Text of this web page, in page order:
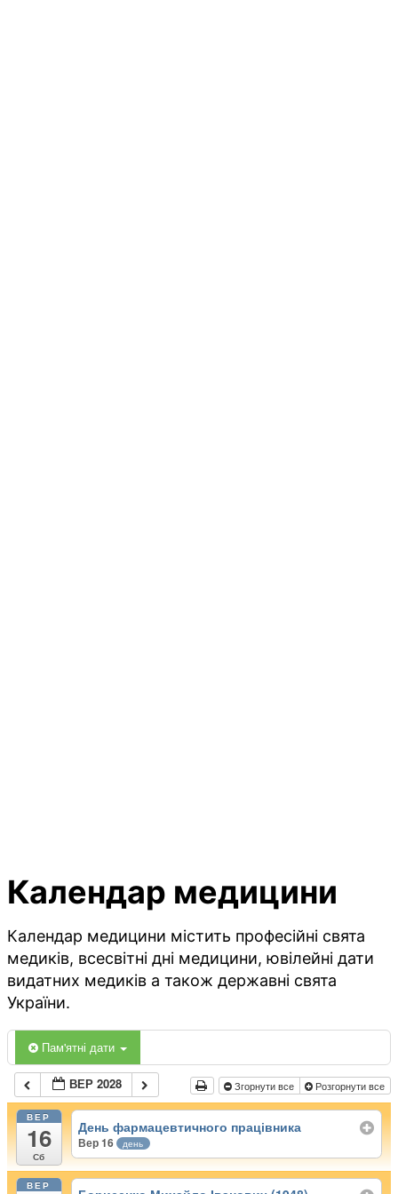
Календар медицини
Календар медицини містить професійні свята
медиків, всесвітні дні медицини, ювілейні дати
видатних медиків а також державні свята
України.
Пам'ятні дати
ВЕР 2028 Згорнути все Розгорнути все
ВЕР
16
Сб
День фармацевтичного працівника
Вер 16 день
ВЕР